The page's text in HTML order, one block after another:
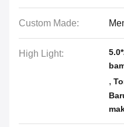
Custom Made:
High Light:
,